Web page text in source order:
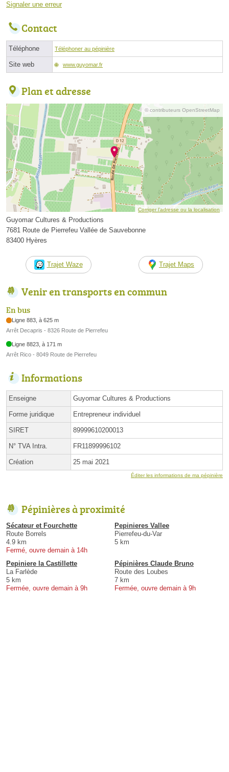
Signaler une erreur
Contact
Téléphone Téléphoner au pépinière
Site web www.guyomar.fr
Plan et adresse
© contributeurs OpenStreetMap
Corriger l’adresse ou la localisation
Guyomar Cultures & Productions
7681 Route de Pierrefeu Vallée de Sauvebonne
83400 Hyères
Trajet Waze Trajet Maps
Venir en transports en commun
En bus
Ligne 883, à 625 m
Arrêt Decapris - 8326 Route de Pierrefeu
Ligne 8823, à 171 m
Arrêt Rico - 8049 Route de Pierrefeu
Informations
Enseigne Guyomar Cultures & Productions
Forme juridique Entrepreneur individuel
SIRET 89999610200013
N° TVA Intra. FR11899996102
Création 25 mai 2021
Éditer les informations de ma pépinière
Pépinières à proximité
Sécateur et Fourchette
Route Borrels
4.9 km
Fermé, ouvre demain à 14h
Pepinieres Vallee
Pierrefeu-du-Var
5 km
Pepiniere la Castillette
La Farlède
5 km
Fermée, ouvre demain à 9h
Pépinières Claude Bruno
Route des Loubes
7 km
Fermée, ouvre demain à 9h